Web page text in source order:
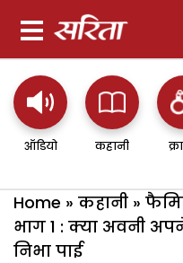
ऑडियो कहानी
Home » कहानी »
भाग 1 : क्या अवनी
निभा पाई